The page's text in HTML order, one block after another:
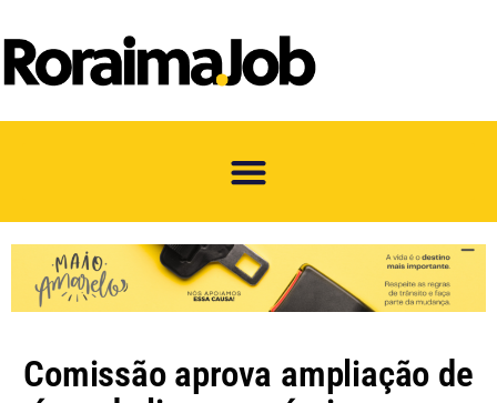
Comissão aprova ampliação de